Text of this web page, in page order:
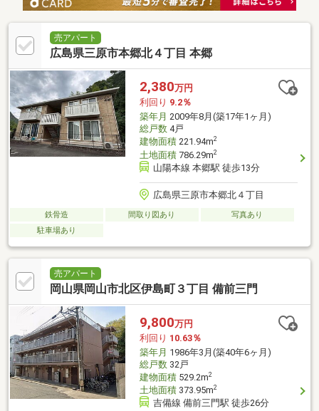
売アパート
広島県三原市本郷北４丁目 本郷
2,380万円
利回り 9.2％
築年月 2009年8月(築17年1ヶ月)
総戸数4戸
建物面積221.94m2
土地面積786.29m2
山陽本線 本郷駅 徒歩13分
広島県三原市本郷北４丁目
鉄骨造 間取り図あり
写真あり
駐車場あり
売アパート
岡山県岡山市北区伊島町３丁目 備前三門
9,800万円
利回り 10.63％
築年月 1986年3月(築40年6ヶ月)
総戸数32戸
建物面積529.2m2
土地面積373.95m2
吉備線 備前三門駅 徒歩26分